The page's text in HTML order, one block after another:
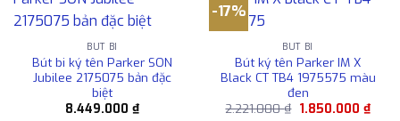
BÚT BI
Bút bi ký tên Parker SON
Jubilee 2175075 bản đặc
biệt
8.449.000 ₫
-17%
BÚT BI
Bút ký tên Parker IM X
Black CT TB4 1975575 màu
đen
2.221.000₫ Giá
1.850.000 ₫Giá